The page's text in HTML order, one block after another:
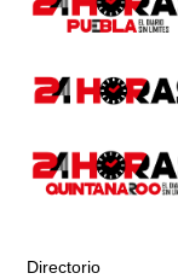
Directorio